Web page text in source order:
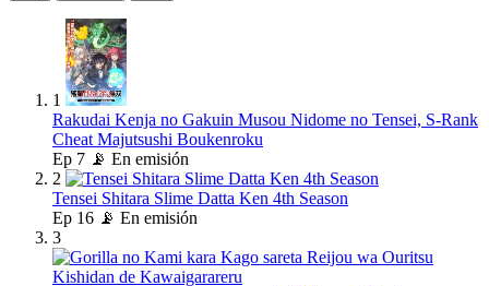
1
Rakudai Kenja no Gakuin Musou Nidome no Tensei, S-Rank
Cheat Majutsushi Boukenroku
Ep 7 📡 En emisión
2
Tensei Shitara Slime Datta Ken 4th Season
Ep 16 📡 En emisión
3